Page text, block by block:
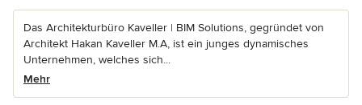
Das Architekturbüro Kaveller | BIM Solutions, gegründet von
Architekt Hakan Kaveller M.A, ist ein junges dynamisches
Unternehmen, welches sich...
Mehr